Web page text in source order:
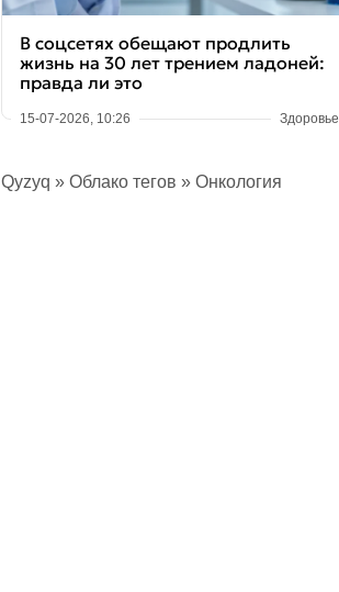
В соцсетях обещают продлить
жизнь на 30 лет трением ладоней:
правда ли это
15-07-2026, 10:26 Здоровье
Qyzyq » Облако тегов » Онкология